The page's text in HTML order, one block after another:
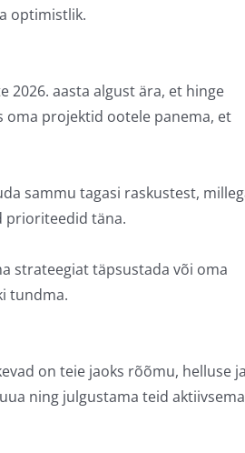
optimistlik.
2026. aasta algust ära, et hinge
oma projektid ootele panema, et
sammu tagasi raskustest,
prioriteedid täna.
strateegiat täpsustada või oma
tundma.
on teie jaoks rõõmu, helluse
ning julgustama teid